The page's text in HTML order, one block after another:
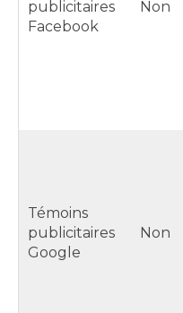
publicitaires
Facebook
Non
Témoins
publicitaires
Google
Non